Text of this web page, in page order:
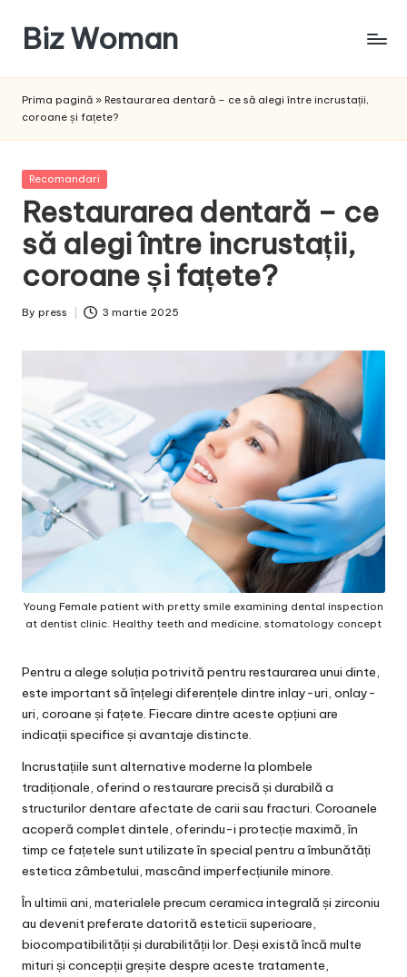
content
Biz Woman
succesul
Prima pagină » Restaurarea dentară – ce să alegi între incrustații,
coroane și fațete?
Posted
Recomandari
Restaurarea dentară – ce
să alegi între incrustații,
coroane și fațete?
Posted
By press 3 martie 2025
Young Female patient with pretty smile examining dental inspection
at dentist clinic. Healthy teeth and medicine, stomatology concept
Pentru a alege soluția potrivită pentru restaurarea unui dinte,
este important să înțelegi diferențele dintre inlay-uri, onlay-
uri, coroane și fațete. Fiecare dintre aceste opțiuni are
indicații specifice și avantaje distincte.
Incrustațiile sunt alternative moderne la plombele
tradiționale, oferind o restaurare precisă și durabilă a
structurilor dentare afectate de carii sau fracturi. Coroanele
acoperă complet dintele, oferindu-i protecție maximă, în
timp ce fațetele sunt utilizate în special pentru a îmbunătăți
estetica zâmbetului, mascând imperfecțiunile minore.
În ultimii ani, materialele precum ceramica integrală și zirconiu
au devenit preferate datorită esteticii superioare,
biocompatibilității și durabilității lor. Deși există încă multe
mituri și concepții greșite despre aceste tratamente,